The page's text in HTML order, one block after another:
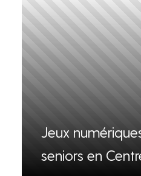
Jeux
seniors en